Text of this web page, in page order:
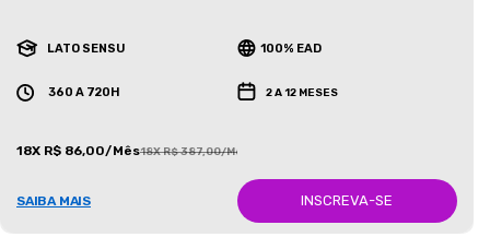
LATO SENSU 100% EAD
360 A 720H 2 A 12 MESES
18X R$ 86,00/Mês18X R$ 387,00/Mês
SAIBA MAIS INSCREVA-SE